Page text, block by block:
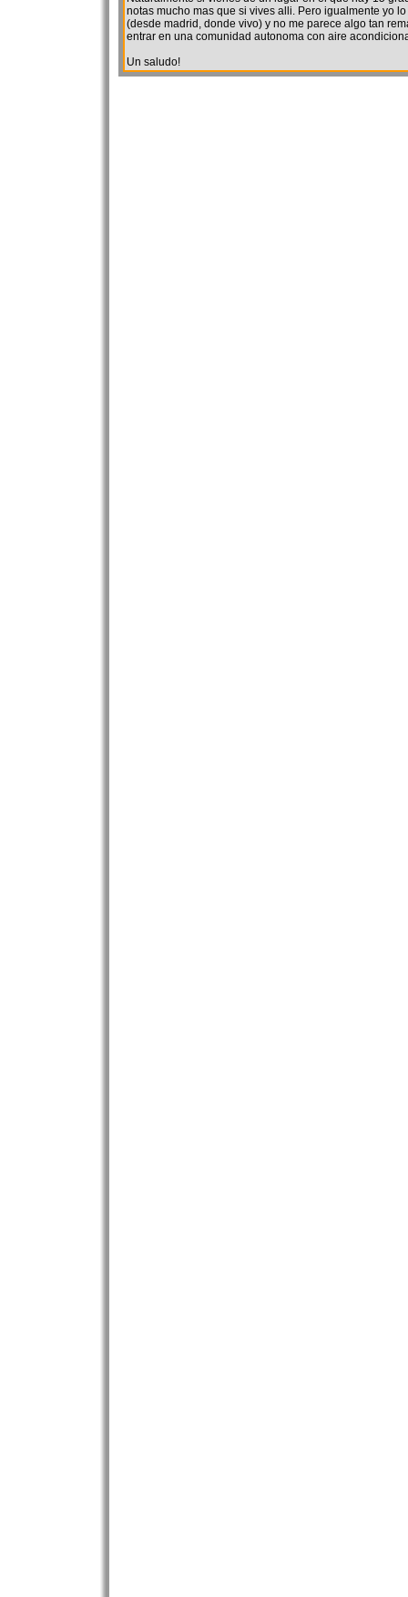
notas mucho mas que si vives alli. Pero igualmente yo
(desde madrid, donde vivo) y no me parece algo tan
entrar en una comunidad autonoma con aire
Un saludo!